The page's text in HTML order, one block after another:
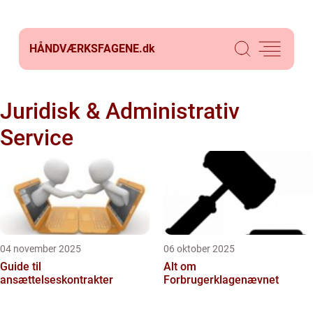
HÅNDVÆRKSFAGENE.dk
Juridisk & Administrativ
Service
04 november 2025
Guide til
ansættelseskontrakter
06 oktober 2025
Alt om
Forbrugerklagenævnet